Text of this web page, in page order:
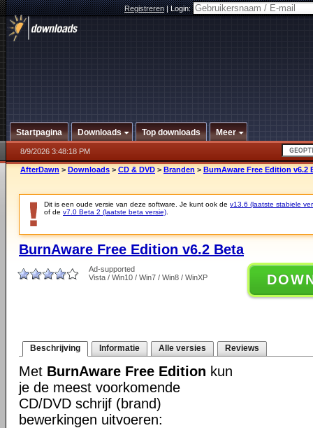
Registreren|Login:
Startpagina Downloads Top downloads Meer
8/9/2026 3:48:18 PM
AfterDawn > Downloads > CD & DVD > Branden > BurnAware Free Edition v6.2
Dit is een oude versie van deze software. Je kunt ook de v13.6 (laatste stabiele
of de v7.0 Beta 2 (laatste beta versie)
BurnAware Free Edition v6.2 Beta
Ad-supported
Vista / Win10 / Win7 / Win8 / WinXP
Beschrijving Informatie Alle versies Reviews
Met BurnAware Free Edition kun
je de meest voorkomende
CD/DVD schrijf (brand)
bewerkingen uitvoeren: